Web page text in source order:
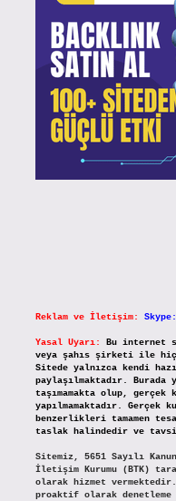
Reklam ve İletişim:
Yasal Uyarı:
Bu internet
veya şahıs şirketi ile
Sitede yalnızca kendi
paylaşılmaktadır.
taşımamakta olup, gerçek
yapılmamaktadır.
benzerlikleri tamamen
taslak halindedir ve
Sitemiz, 5651 Sayılı
İletişim Kurumu (BTK)
olarak hizmet
proaktif olarak denetleme